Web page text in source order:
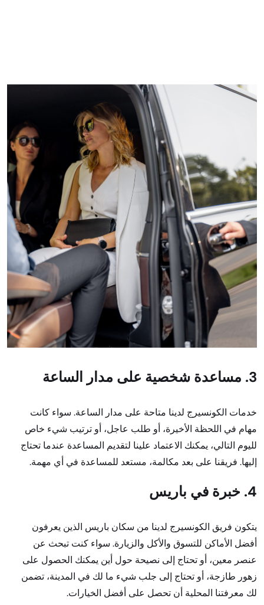
3. مساعدة شخصية على مدار الساعة
خدمات الكونسيرج لدينا متاحة على مدار الساعة. سواء كانت
مهام في اللحظة الأخيرة، أو طلب عاجل، أو ترتيب شيء خاص
لليوم التالي، يمكنك الاعتماد علينا لتقديم المساعدة عندما تحتاج
إليها. فريقنا على بعد مكالمة، مستعد للمساعدة في أي مهمة.
4. خبرة في باريس
يتكون فريق الكونسيرج لدينا من سكان باريس الذين يعرفون
أفضل الأماكن للتسوق والأكل والزيارة. سواء كنت تبحث عن
عنصر معين، أو تحتاج إلى نصيحة حول أين يمكنك الحصول على
زهور طازجة، أو تحتاج إلى جلب شيء ما لك في المدينة، تضمن
لك معرفتنا المحلية أن تحصل على أفضل الخيارات.